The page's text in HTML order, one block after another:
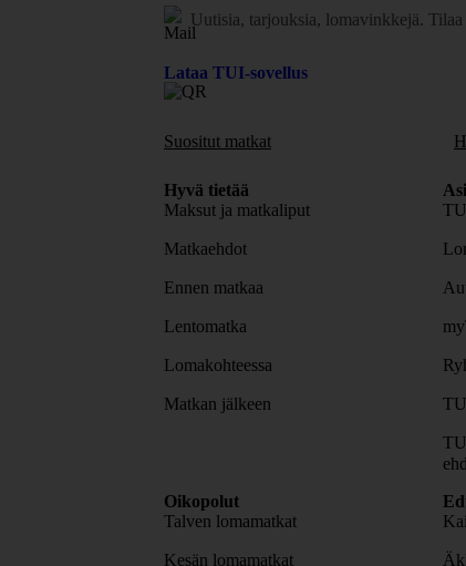
Uutisia, tarjouksia, lomavinkkejä.
Lataa TUI-sovellus
Suositut matkat
Hyvä tietää
Maksut ja matkaliput
Matkaehdot
Ennen matkaa
Lentomatka
Lomakohteessa
Matkan jälkeen
Oikopolut
Talven lomamatkat
Kesän lomamatkat